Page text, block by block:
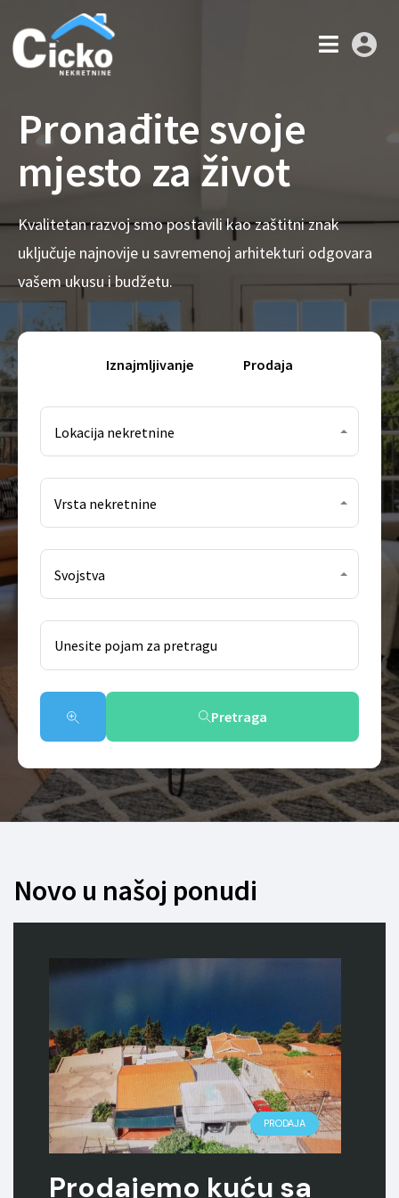
Pronađite svoje
mjesto za život
Kvalitetan razvoj smo postavili kao zaštitni znak
uključuje najnovije u savremenoj arhitekturi odgovara
vašem ukusu i budžetu.
Iznajmljivanje Prodaja
Lokacija nekretnine
Vrsta nekretnine
Svojstva
Pretraga
Novo u našoj ponudi
PRODAJA
Prodajemo kuću sa
PRODAJA
Prodajemo
PRODAJA
Prodajemo
IZNAJMLJIVANJE
Iznajmljujemo
IZNAJMLJIVANJE
Iznajmljujem